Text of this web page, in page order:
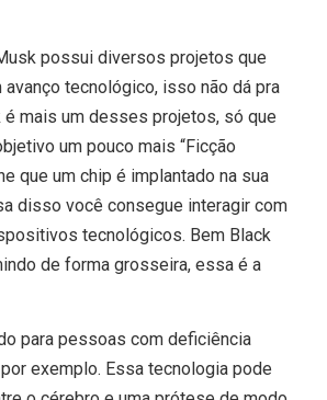
possui diversos projetos que
avanço tecnológico, isso não dá pra
é mais um desses projetos, só que
um pouco mais “Ficção
que um chip é implantado na sua
disso você consegue interagir com
tecnológicos. Bem Black
de forma grosseira, essa é a
para pessoas com deficiência
exemplo. Essa tecnologia pode